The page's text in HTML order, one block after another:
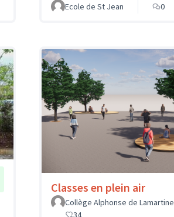
Ecole de St Jean 0
Classes en plein air
Collège Alphonse de Lamartine
34